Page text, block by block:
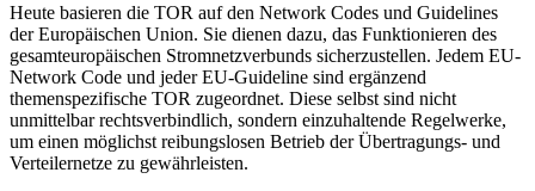
Heute basieren die TOR auf den Network Codes und Guidelines
der Europäischen Union. Sie dienen dazu, das Funktionieren des
gesamteuropäischen Stromnetzverbunds sicherzustellen. Jedem EU-
Network Code und jeder EU-Guideline sind ergänzend
themenspezifische TOR zugeordnet. Diese selbst sind nicht
unmittelbar rechtsverbindlich, sondern einzuhaltende Regelwerke,
um einen möglichst reibungslosen Betrieb der Übertragungs- und
Verteilernetze zu gewährleisten.